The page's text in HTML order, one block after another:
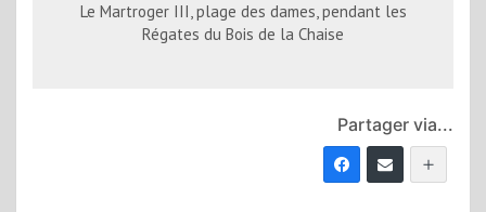
Le Martroger III, plage des dames, pendant les
Régates du Bois de la Chaise
Partager via...